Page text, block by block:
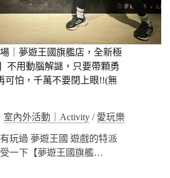
｜夢遊王國旗艦店，全新極
不用動腦解謎，只要帶顆勇
可怕，千萬不要閉上眼!!(無
室內外活動｜Activity / 愛玩樂
玩過 夢遊王國 遊戲的特派
一下【夢遊王國旗艦…